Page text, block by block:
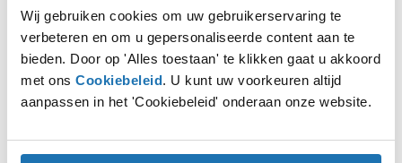
Wij gebruiken cookies om uw gebruikerservaring te
verbeteren en om u gepersonaliseerde content aan te
bieden. Door op 'Alles toestaan' te klikken gaat u akkoord
met ons Cookiebeleid. U kunt uw voorkeuren altijd
aanpassen in het 'Cookiebeleid' onderaan onze website.
Application error: aclient-side exception has occurred while
loadingwww.autohoogenboom.nl (see the browser console
more information).